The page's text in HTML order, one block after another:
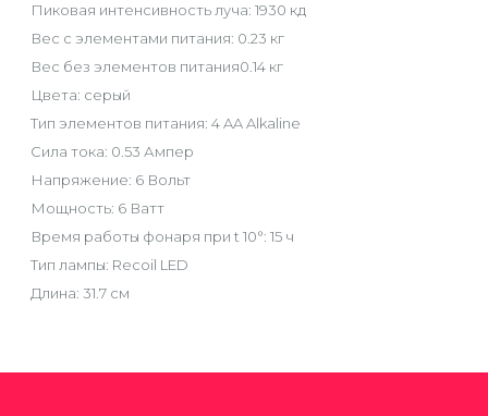
Пиковая интенсивность луча: 1930 кд
Вес с элементами питания: 0.23 кг
Вес без элементов питания0.14 кг
Цвета: серый
Тип элементов питания: 4 AA Alkaline
Сила тока: 0.53 Ампер
Напряжение: 6 Вольт
Мощность: 6 Ватт
Время работы фонаря при t 10°: 15 ч
Тип лампы: Recoil LED
Длина: 31.7 см